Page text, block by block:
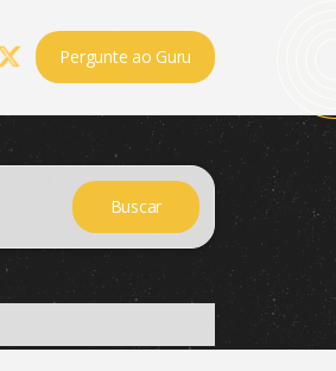
Pergunte ao Guru